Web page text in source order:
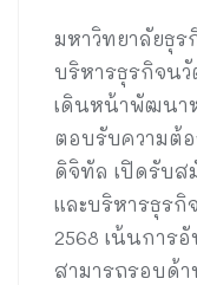
มหาวิทยาลัยธุ
บริหารธุรกิจน
เดินหน้าพัฒนา
ตอบรับความต้
ดิจิทัล เปิดรับ
และบริหารธุร
2568 เน้นการ
สามารถรอบด้